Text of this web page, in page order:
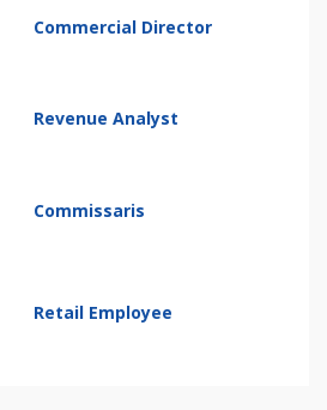
Commercial Director
Revenue Analyst
Commissaris
Retail Employee